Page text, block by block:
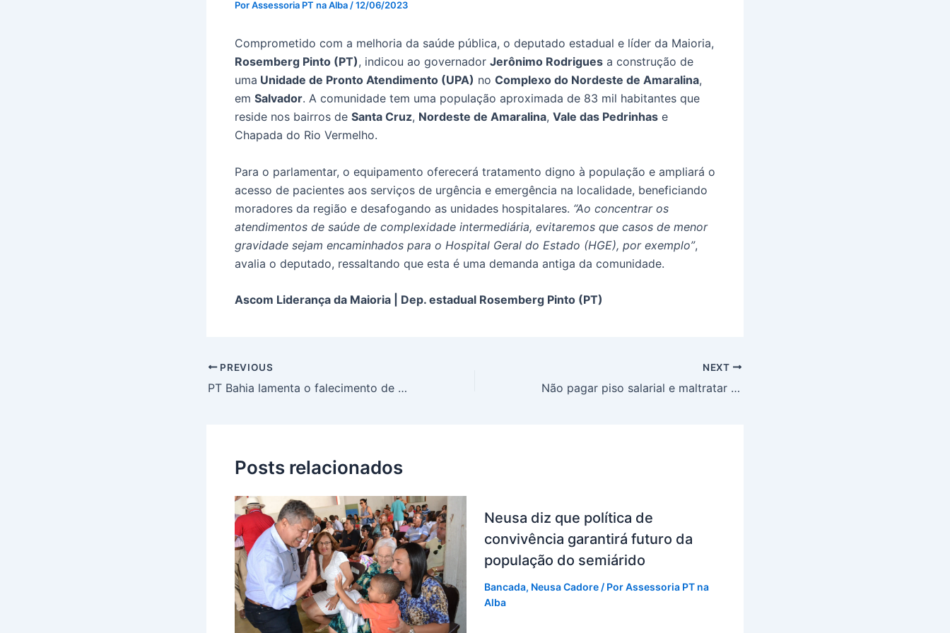
PorAssessoria PT na Alba /12/06/2023
Comprometido com a melhoria da saúde pública, o deputado estadual e líder da Maioria,
Rosemberg Pinto (PT), indicou ao governador Jerônimo Rodrigues a construção de
uma Unidade de Pronto Atendimento (UPA) no Complexo do Nordeste de Amaralina,
em Salvador. A comunidade tem uma população aproximada de 83 mil habitantes que
reside nos bairros de Santa Cruz, Nordeste de Amaralina, Vale das Pedrinhas e
Chapada do Rio Vermelho.
Para o parlamentar, o equipamento oferecerá tratamento digno à população e ampliará o
acesso de pacientes aos serviços de urgência e emergência na localidade, beneficiando
moradores da região e desafogando as unidades hospitalares. “Ao concentrar os
atendimentos de saúde de complexidade intermediária, evitaremos que casos de menor
gravidade sejam encaminhados para o Hospital Geral do Estado (HGE), por exemplo”,
avalia o deputado, ressaltando que esta é uma demanda antiga da comunidade.
Ascom Liderança da Maioria | Dep. estadual Rosemberg Pinto (PT)
PREVIOUS
PT Bahia lamenta o falecimento de Wladimir Pomar, militante histórico e ex-secretário do PT
NEXT
Não pagar piso salarial e maltratar professores virou marca de Bruno Reis, critica deputado Robinson
Posts relacionados
Neusa diz que política de
convivência garantirá futuro da
população do semiárido
Bancada, Neusa Cadore/ PorAssessoria PT na
Alba